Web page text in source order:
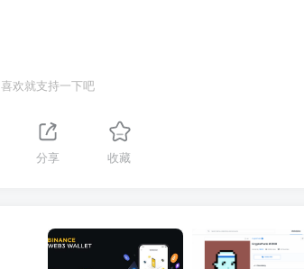
喜欢就支持一下吧
分享 收藏